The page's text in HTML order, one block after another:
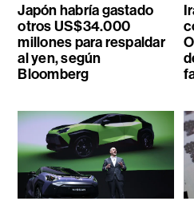
Japón habría gastado
otros US$34.000
millones para respaldar
al yen, según
Bloomberg